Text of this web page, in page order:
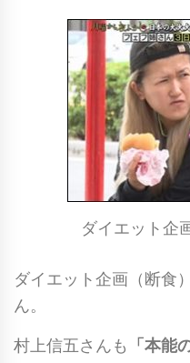
ダイエット企
ダイエット企画（断食
ん。
村上信五さんも 「本能